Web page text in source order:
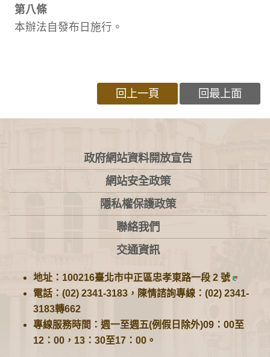
第八條
本辦法自發布日施行。
回上一頁 回最上面
:::
政府網站資料開放宣告
網站安全政策
隱私權保護政策
聯絡我們
交通資訊
地址：100216臺北市中正區忠孝東路一段 2 號
電話：(02) 2341-3183，陳情諮詢專線：(02) 2341-
3183轉662
專線服務時間：週一至週五(例假日除外)09：00至
12：00，13：30至17：00。